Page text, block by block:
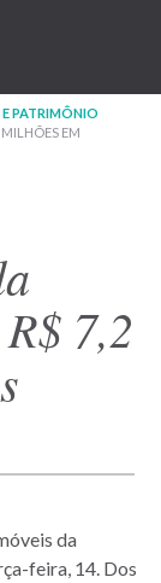
PATRIMÔNIO
EM
7,2
da
feira, 14. Dos